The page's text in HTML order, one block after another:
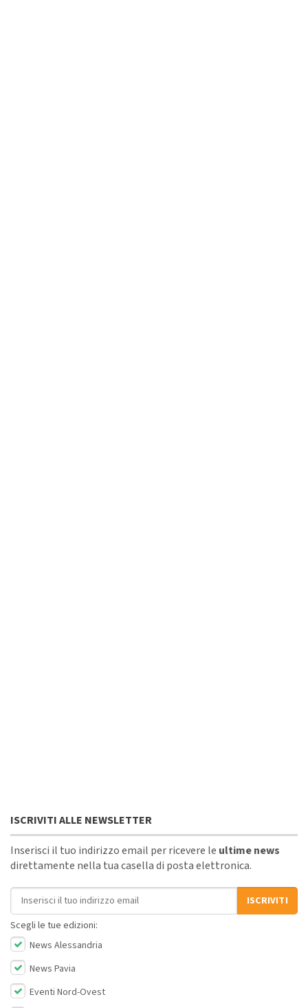
ISCRIVITI ALLE NEWSLETTER
Inserisci il tuo indirizzo email per ricevere le ultime news
direttamente nella tua casella di posta elettronica.
Indirizzo email
ISCRIVITI
Scegli le tue edizioni:
News Alessandria
News Pavia
Eventi Nord-Ovest